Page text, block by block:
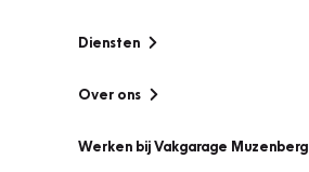
Diensten
Over ons
Werken bij Vakgarage Muzenberg